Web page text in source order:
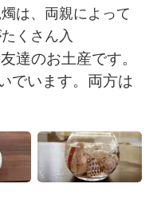
は、両親によって
くさん入
達のお土産です。
でいます。両方は